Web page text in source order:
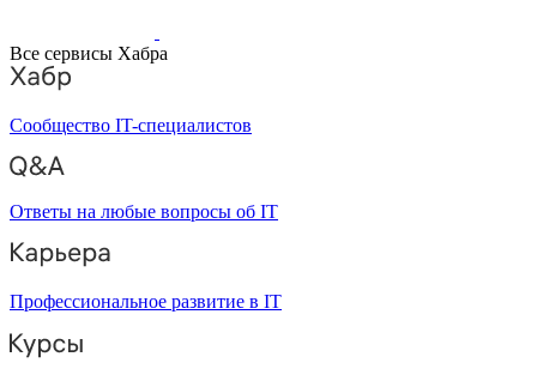
Все сервисы Хабра
Сообщество IT-специалистов
Ответы на любые вопросы об IT
Профессиональное развитие в IT